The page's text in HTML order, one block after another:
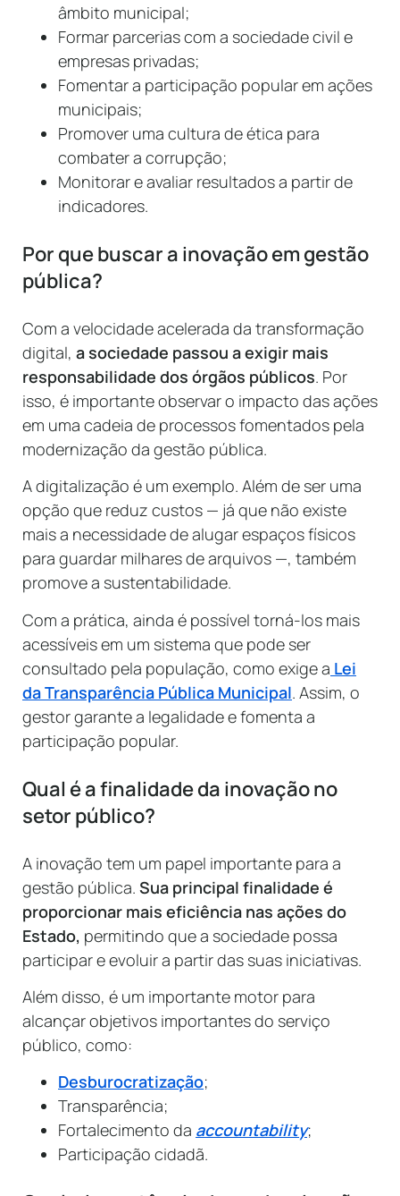
âmbito municipal;
Formar parcerias com a sociedade civil e
empresas privadas;
Fomentar a participação popular em ações
municipais;
Promover uma cultura de ética para
combater a corrupção;
Monitorar e avaliar resultados a partir de
indicadores.
Por que buscar a inovação em gestão
pública?
Com a velocidade acelerada da transformação
digital, a sociedade passou a exigir mais
responsabilidade dos órgãos públicos. Por
isso, é importante observar o impacto das ações
em uma cadeia de processos fomentados pela
modernização da gestão pública.
A digitalização é um exemplo. Além de ser uma
opção que reduz custos — já que não existe
mais a necessidade de alugar espaços físicos
para guardar milhares de arquivos —, também
promove a sustentabilidade.
Com a prática, ainda é possível torná-los mais
acessíveis em um sistema que pode ser
consultado pela população, como exige a Lei
da Transparência Pública Municipal. Assim, o
gestor garante a legalidade e fomenta a
participação popular.
Qual é a finalidade da inovação no
setor público?
A inovação tem um papel importante para a
gestão pública. Sua principal finalidade é
proporcionar mais eficiência nas ações do
Estado, permitindo que a sociedade possa
participar e evoluir a partir das suas iniciativas.
Além disso, é um importante motor para
alcançar objetivos importantes do serviço
público, como:
Desburocratização;
Transparência;
Fortalecimento da accountability;
Participação cidadã.